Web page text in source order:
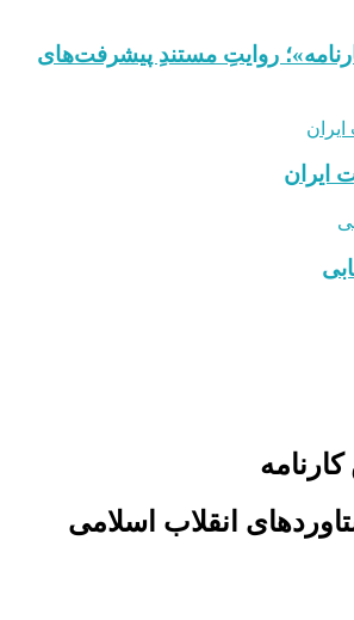
روایتِ مستندِ پیشرفت‌های
ایران
انقلاب اسلامی